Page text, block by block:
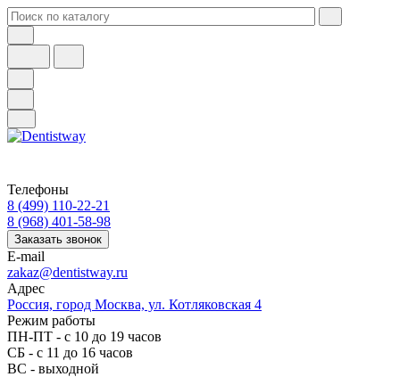
Телефоны
8 (499) 110-22-21
8 (968) 401-58-98
Заказать звонок
E-mail
zakaz@dentistway.ru
Адрес
Россия, город Москва, ул. Котляковская 4
Режим работы
ПН-ПТ - с 10 до 19 часов
СБ - с 11 до 16 часов
ВС - выходной